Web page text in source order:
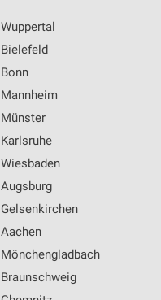
Wuppertal
Bielefeld
Bonn
Mannheim
Münster
Karlsruhe
Wiesbaden
Augsburg
Gelsenkirchen
Aachen
Mönchengladbach
Braunschweig